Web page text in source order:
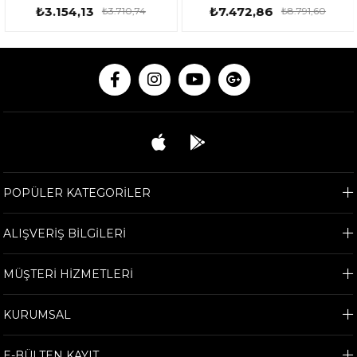
₺3.154,13 ₺3.710,74 ₺7.472,86 ₺8.791,60
POPÜLER KATEGORİLER
ALIŞVERİŞ BİLGİLERİ
MÜŞTERİ HİZMETLERİ
KURUMSAL